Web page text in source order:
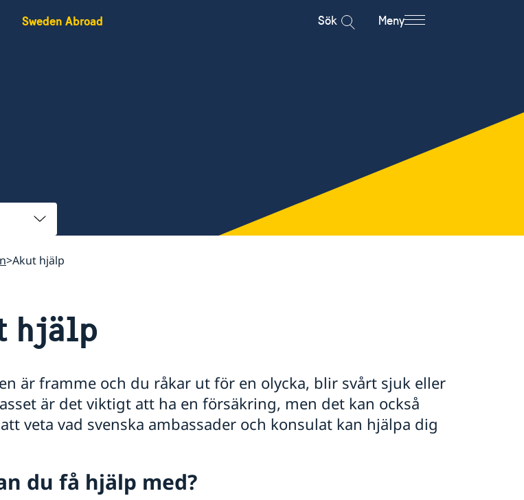
Sweden Abroad Sök Meny
Akut hjälp
hjälp
är framme och du råkar ut för en olycka, blir svårt sjuk eller
är det viktigt att ha en försäkring, men det kan också
veta vad svenska ambassader och konsulat kan hjälpa dig
du få hjälp med?